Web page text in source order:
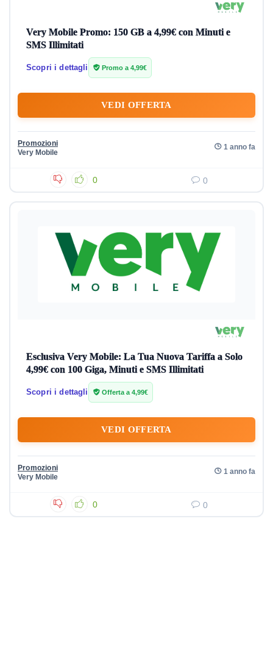
Very Mobile Promo: 150 GB a 4,99€ con Minuti e
SMS Illimitati
Scopri i dettagli Promo a 4,99€
VEDI OFFERTA
Promozioni
Very Mobile
1 anno fa
0 0
Esclusiva Very Mobile: La Tua Nuova Tariffa a Solo
4,99€ con 100 Giga, Minuti e SMS Illimitati
Scopri i dettagli Offerta a 4,99€
VEDI OFFERTA
Promozioni
Very Mobile
1 anno fa
0 0